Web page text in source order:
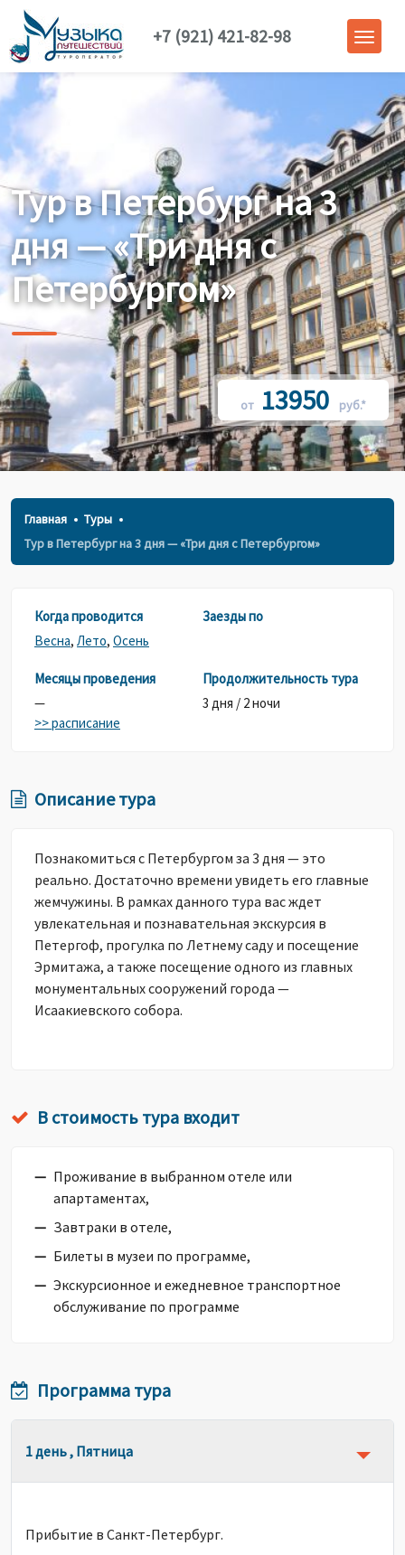
+7 (921) 421-82-98
Тур в Петербург на 3
дня — «Три дня с
Петербургом»
от 13950 руб.*
Главная
Туры
Тур в Петербург на 3 дня — «Три дня с Петербургом»
Когда проводится
Весна, Лето, Осень
Месяцы проведения
—
>> расписание
Заезды по
Продолжительность тура
3 дня / 2 ночи
Описание тура
Познакомиться с Петербургом за 3 дня — это
реально. Достаточно времени увидеть его главные
жемчужины. В рамках данного тура вас ждет
увлекательная и познавательная экскурсия в
Петергоф, прогулка по Летнему саду и посещение
Эрмитажа, а также посещение одного из главных
монументальных сооружений города —
Исаакиевского собора.
В стоимость тура входит
Проживание в выбранном отеле или
апартаментах,
Завтраки в отеле,
Билеты в музеи по программе,
Экскурсионное и ежедневное транспортное
обслуживание по программе
Программа тура
1 день , Пятница
Прибытие в Санкт-Петербург.